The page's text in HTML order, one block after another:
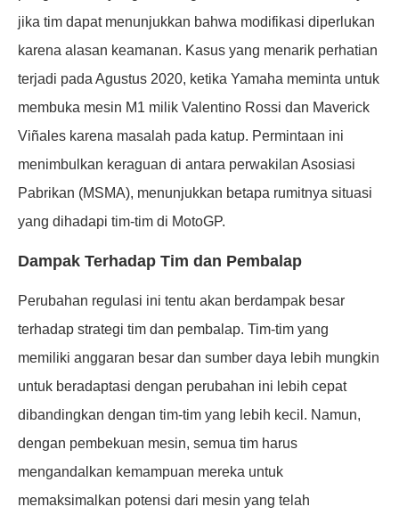
jika tim dapat menunjukkan bahwa modifikasi diperlukan
karena alasan keamanan. Kasus yang menarik perhatian
terjadi pada Agustus 2020, ketika Yamaha meminta untuk
membuka mesin M1 milik Valentino Rossi dan Maverick
Viñales karena masalah pada katup. Permintaan ini
menimbulkan keraguan di antara perwakilan Asosiasi
Pabrikan (MSMA), menunjukkan betapa rumitnya situasi
yang dihadapi tim-tim di MotoGP.
Dampak Terhadap Tim dan Pembalap
Perubahan regulasi ini tentu akan berdampak besar
terhadap strategi tim dan pembalap. Tim-tim yang
memiliki anggaran besar dan sumber daya lebih mungkin
untuk beradaptasi dengan perubahan ini lebih cepat
dibandingkan dengan tim-tim yang lebih kecil. Namun,
dengan pembekuan mesin, semua tim harus
mengandalkan kemampuan mereka untuk
memaksimalkan potensi dari mesin yang telah